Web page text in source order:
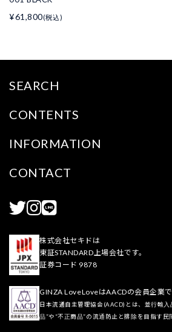
¥61,800(税込)
SEARCH
CONTENTS
INFORMATION
CONTACT
株式会社セキドは
東証STANDARD上場会社です。
証券コード 9878
GINZA LoveLoveはAACDの会員企業で
日本流通自主管理協会(AACD)とは、並行輸入
品”や“不正商品”の流通防止と排除を目指す民